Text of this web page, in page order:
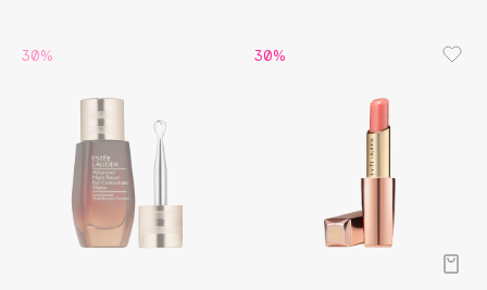
Babor
Balmain Hair Couture
Banderas
Basicare
Batiste
Beauty Bomb
30% 30%